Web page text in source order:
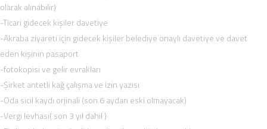
olarak alınabilir)
-Ticari gidecek kişiler davetiye
-Akraba ziyareti için gidecek kişiler belediye onaylı davetiye ve davet
eden kişinin pasaport
-fotokopisi ve gelir evrakları
-Şirket antetli kağ çalışma ve izin yazısı
-Oda sicil kaydı orjinali (son 6 aydan eski olmayacak)
-Vergi levhası( son 3 yıl dahil )